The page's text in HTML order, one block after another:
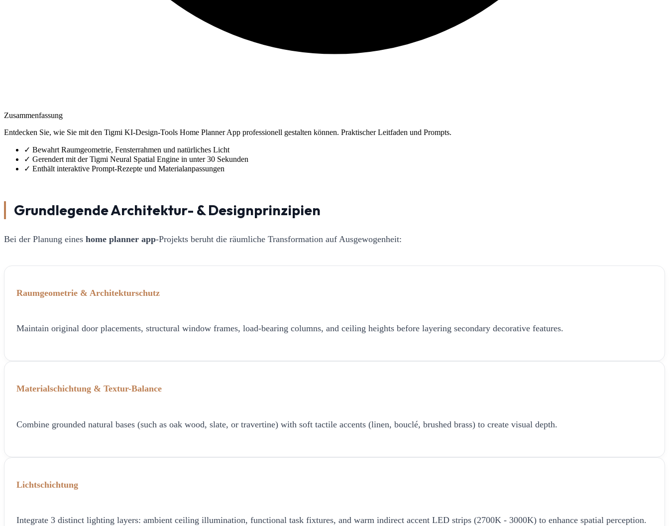
Zusammenfassung
Entdecken Sie, wie Sie mit den Tigmi KI-Design-Tools Home Planner App professionell gestalten können. Praktischer Leitfaden und Prompts.
✓ Bewahrt Raumgeometrie, Fensterrahmen und natürliches Licht
✓ Gerendert mit der Tigmi Neural Spatial Engine in unter 30 Sekunden
✓ Enthält interaktive Prompt-Rezepte und Materialanpassungen
Grundlegende Architektur- & Designprinzipien
Bei der Planung eines home planner app-Projekts beruht die räumliche Transformation auf Ausgewogenheit:
Raumgeometrie & Architekturschutz
Maintain original door placements, structural window frames, load-bearing columns, and ceiling heights before layering secondary decorative features.
Materialschichtung & Textur-Balance
Combine grounded natural bases (such as oak wood, slate, or travertine) with soft tactile accents (linen, bouclé, brushed brass) to create visual depth.
Lichtschichtung
Integrate 3 distinct lighting layers: ambient ceiling illumination, functional task fixtures, and warm indirect accent LED strips (2700K - 3000K) to enhance spatial perception.